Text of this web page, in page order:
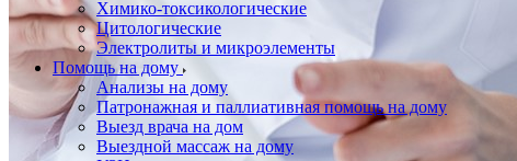
Химико-токсикологические
Цитологические
Электролиты и микроэлементы
Помощь на дому
Анализы на дому
Патронажная и паллиативная помощь на дому
Выезд врача на дом
Выездной массаж на дому